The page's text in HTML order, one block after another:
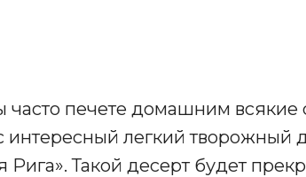
часто печете домашним всякие
интересный легкий творожный
Рига». Такой десерт будет